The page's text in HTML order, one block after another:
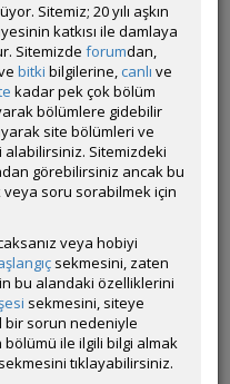
23:53
besliyeceğim çeşme
kullanmaya
var 1 aydır 5 litrelik
alayım daha çok
görebilir
Sitemiz; 20 yılı aşkın
katkısı ile damlaya
Sitemizde forumdan,
bitki bilgilerine, canlı ve
kadar pek çok bölüm
bölümlere gidebilir
site bölümleri ve
alabilirsiniz. Sitemizdeki
görebilirsiniz ancak bu
soru sorabilmek için
veya hobiyi
sekmesini, zaten
bu alandaki özelliklerini
sekmesini, siteye
bir sorun nedeniyle
bölümü ile ilgili bilgi almak
sekmesini tıklayabilirsiniz.